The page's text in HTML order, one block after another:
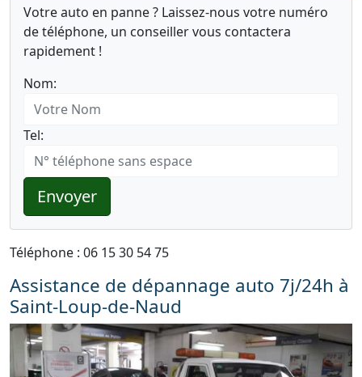
Votre auto en panne ? Laissez-nous votre numéro
de téléphone, un conseiller vous contactera
rapidement !
Nom:
Tel:
Envoyer
Téléphone : 06 15 30 54 75
Assistance de dépannage auto 7j/24h à
Saint-Loup-de-Naud